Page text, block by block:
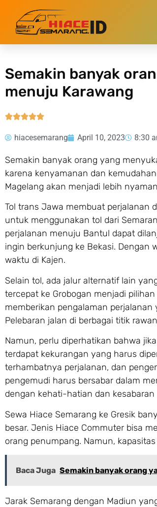
»Semakin banyak orang yang tertarik
Semakin banyak
menuju Karawang

hiacesemarang April 10, 2023 8:30
Semakin banyak orang yang
karena kenyamanan dan
Magelang akan menjadi lebih
Tol trans Jawa membuat perjalanan
untuk menggunakan tol dari
perjalanan menuju Bantul dapat
ingin berkunjung ke Bekasi. Dengan
waktu di Kajen.
Selain tol, ada jalur alternatif lain
tercepat ke Grobogan menjadi
memberikan pengalaman
Pelebaran jalan di berbagai titik
Namun, perlu diperhatikan bahwa
terdapat kekurangan yang harus
terhambatnya perjalanan, dan
pengemudi harus bersabar dalam
dengan kehati-hatian dan kesabaran
Sewa Hiace Semarang ke Gresik
besar. Jenis Hiace Commuter bisa
orang penumpang. Namun,
Baca Juga Semakin banyak orang
Jarak Semarang dengan Madiun